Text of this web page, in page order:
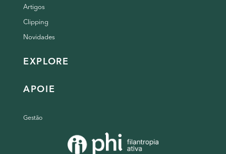
Artigos
Clipping
Novidades
EXPLORE
APOIE
Gestão